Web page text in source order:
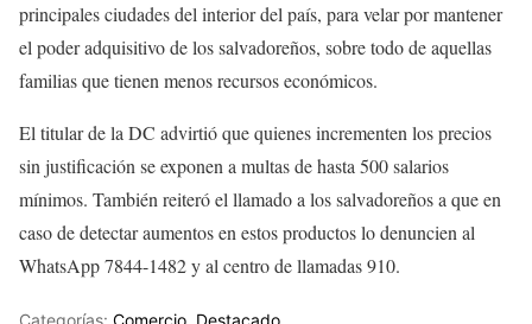
principales ciudades del interior del país, para velar por mantener
el poder adquisitivo de los salvadoreños, sobre todo de aquellas
familias que tienen menos recursos económicos.
El titular de la DC advirtió que quienes incrementen los precios
sin justificación se exponen a multas de hasta 500 salarios
mínimos. También reiteró el llamado a los salvadoreños a que en
caso de detectar aumentos en estos productos lo denuncien al
WhatsApp 7844-1482 y al centro de llamadas 910.
Categorías: Comercio Destacado